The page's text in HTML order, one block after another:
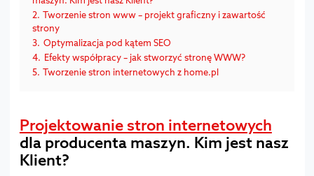
2. Tworzenie stron www – projekt graficzny i zawartość
strony
3. Optymalizacja pod kątem SEO
4. Efekty współpracy – jak stworzyć stronę WWW?
5. Tworzenie stron internetowych z home.pl
Projektowanie stron internetowych
dla producenta maszyn. Kim jest nasz
Klient?